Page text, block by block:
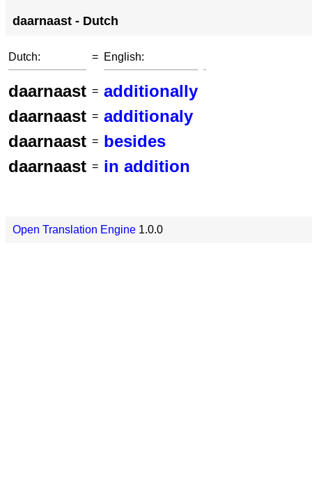
daarnaast - Dutch
Dutch: = English:
daarnaast = additionally
daarnaast = additionaly
daarnaast = besides
daarnaast = in addition
Open Translation Engine 1.0.0